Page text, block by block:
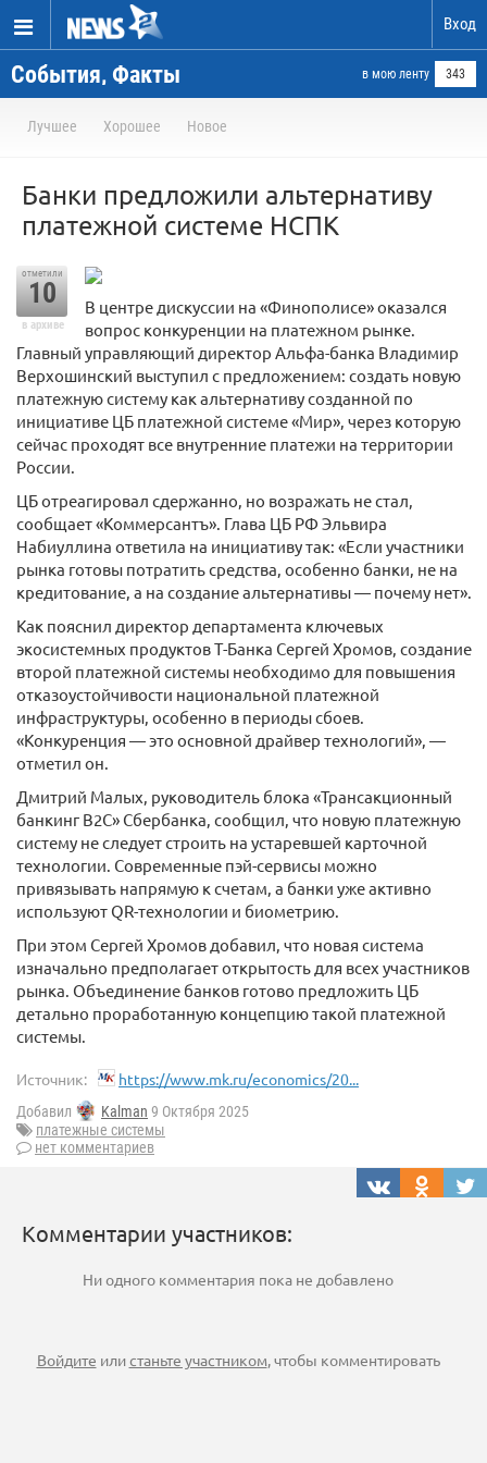
Вход
События, Факты в мою ленту 343
Лучшее Хорошее Новое
Банки предложили альтернативу
платежной системе НСПК
отметили
10
в архиве
В центре дискуссии на «Финополисе» оказался
вопрос конкуренции на платежном рынке.
Главный управляющий директор Альфа-банка Владимир
Верхошинский выступил с предложением: создать новую
платежную систему как альтернативу созданной по
инициативе ЦБ платежной системе «Мир», через которую
сейчас проходят все внутренние платежи на территории
России.
ЦБ отреагировал сдержанно, но возражать не стал,
сообщает «Коммерсантъ». Глава ЦБ РФ Эльвира
Набиуллина ответила на инициативу так: «Если участники
рынка готовы потратить средства, особенно банки, не на
кредитование, а на создание альтернативы — почему нет».
Как пояснил директор департамента ключевых
экосистемных продуктов Т-Банка Сергей Хромов, создание
второй платежной системы необходимо для повышения
отказоустойчивости национальной платежной
инфраструктуры, особенно в периоды сбоев.
«Конкуренция — это основной драйвер технологий», —
отметил он.
Дмитрий Малых, руководитель блока «Трансакционный
банкинг B2C» Сбербанка, сообщил, что новую платежную
систему не следует строить на устаревшей карточной
технологии. Современные пэй-сервисы можно
привязывать напрямую к счетам, а банки уже активно
используют QR-технологии и биометрию.
При этом Сергей Хромов добавил, что новая система
изначально предполагает открытость для всех участников
рынка. Объединение банков готово предложить ЦБ
детально проработанную концепцию такой платежной
системы.
Источник: https://www.mk.ru/economics/20...
Добавил Kalman 9 Октября 2025
платежные системы
нет комментариев
Комментарии участников:
Ни одного комментария пока не добавлено
Войдите илистаньте участником, чтобы комментировать